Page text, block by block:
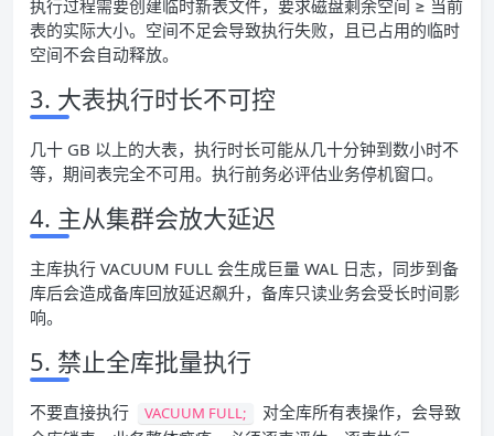
执行过程需要创建临时新表文件，要求磁盘剩余空间 ≥ 当前
表的实际大小。空间不足会导致执行失败，且已占用的临时
空间不会自动释放。
3. 大表执行时长不可控
几十 GB 以上的大表，执行时长可能从几十分钟到数小时不
等，期间表完全不可用。执行前务必评估业务停机窗口。
4. 主从集群会放大延迟
主库执行 VACUUM FULL 会生成巨量 WAL 日志，同步到备
库后会造成备库回放延迟飙升，备库只读业务会受长时间影
响。
5. 禁止全库批量执行
不要直接执行 VACUUM FULL;
对全库所有表操作，会导致